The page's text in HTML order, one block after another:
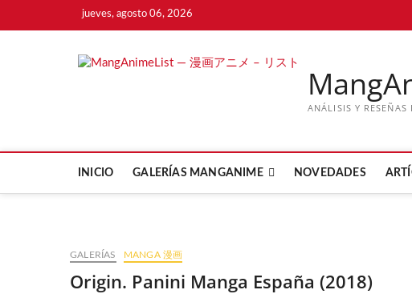
jueves, agosto 06, 2026
ANÁLISIS Y
INICIO GALERÍAS MANGANIME NOVEDADES
GALERÍAS MANGA 漫画
Origin. Panini Manga España (2018)